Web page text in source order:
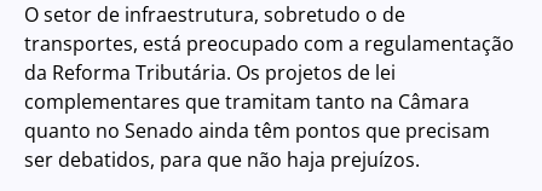
O setor de infraestrutura, sobretudo o de
transportes, está preocupado com a regulamentação
da Reforma Tributária. Os projetos de lei
complementares que tramitam tanto na Câmara
quanto no Senado ainda têm pontos que precisam
ser debatidos, para que não haja prejuízos.